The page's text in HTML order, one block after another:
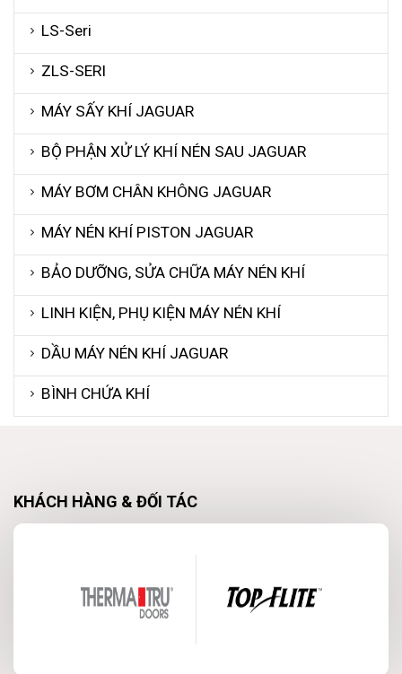
LS-Seri
ZLS-SERI
MÁY SẤY KHÍ JAGUAR
BỘ PHẬN XỬ LÝ KHÍ NÉN SAU JAGUAR
MÁY BƠM CHÂN KHÔNG JAGUAR
MÁY NÉN KHÍ PISTON JAGUAR
BẢO DƯỠNG, SỬA CHỮA MÁY NÉN KHÍ
LINH KIỆN, PHỤ KIỆN MÁY NÉN KHÍ
DẦU MÁY NÉN KHÍ JAGUAR
BÌNH CHỨA KHÍ
KHÁCH HÀNG & ĐỐI TÁC